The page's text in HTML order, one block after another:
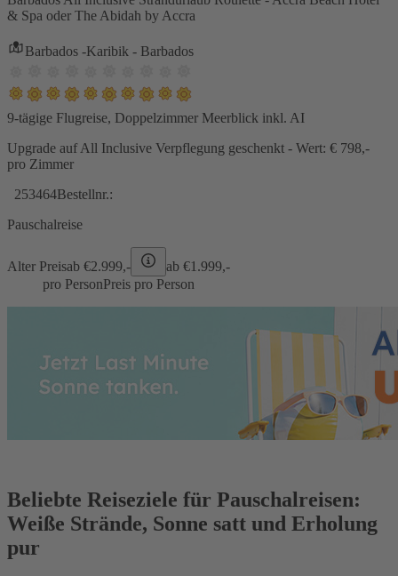
& Spa oder The Abidah by Accra
Barbados -Karibik - Barbados
9-tägige Flugreise, Doppelzimmer Meerblick inkl. AI
Upgrade auf All Inclusive Verpflegung geschenkt - Wert: € 798,-
pro Zimmer
253464Bestellnr.:
Pauschalreise
Alter Preisab €2.999,- ab €1.999,-
pro PersonPreis pro Person
Beliebte Reiseziele für Pauschalreisen:
Weiße Strände, Sonne satt und Erholung
pur